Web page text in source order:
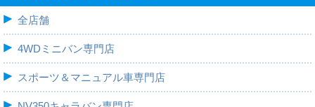
全店舗
4WDミニバン専門店
スポーツ＆マニュアル車専門店